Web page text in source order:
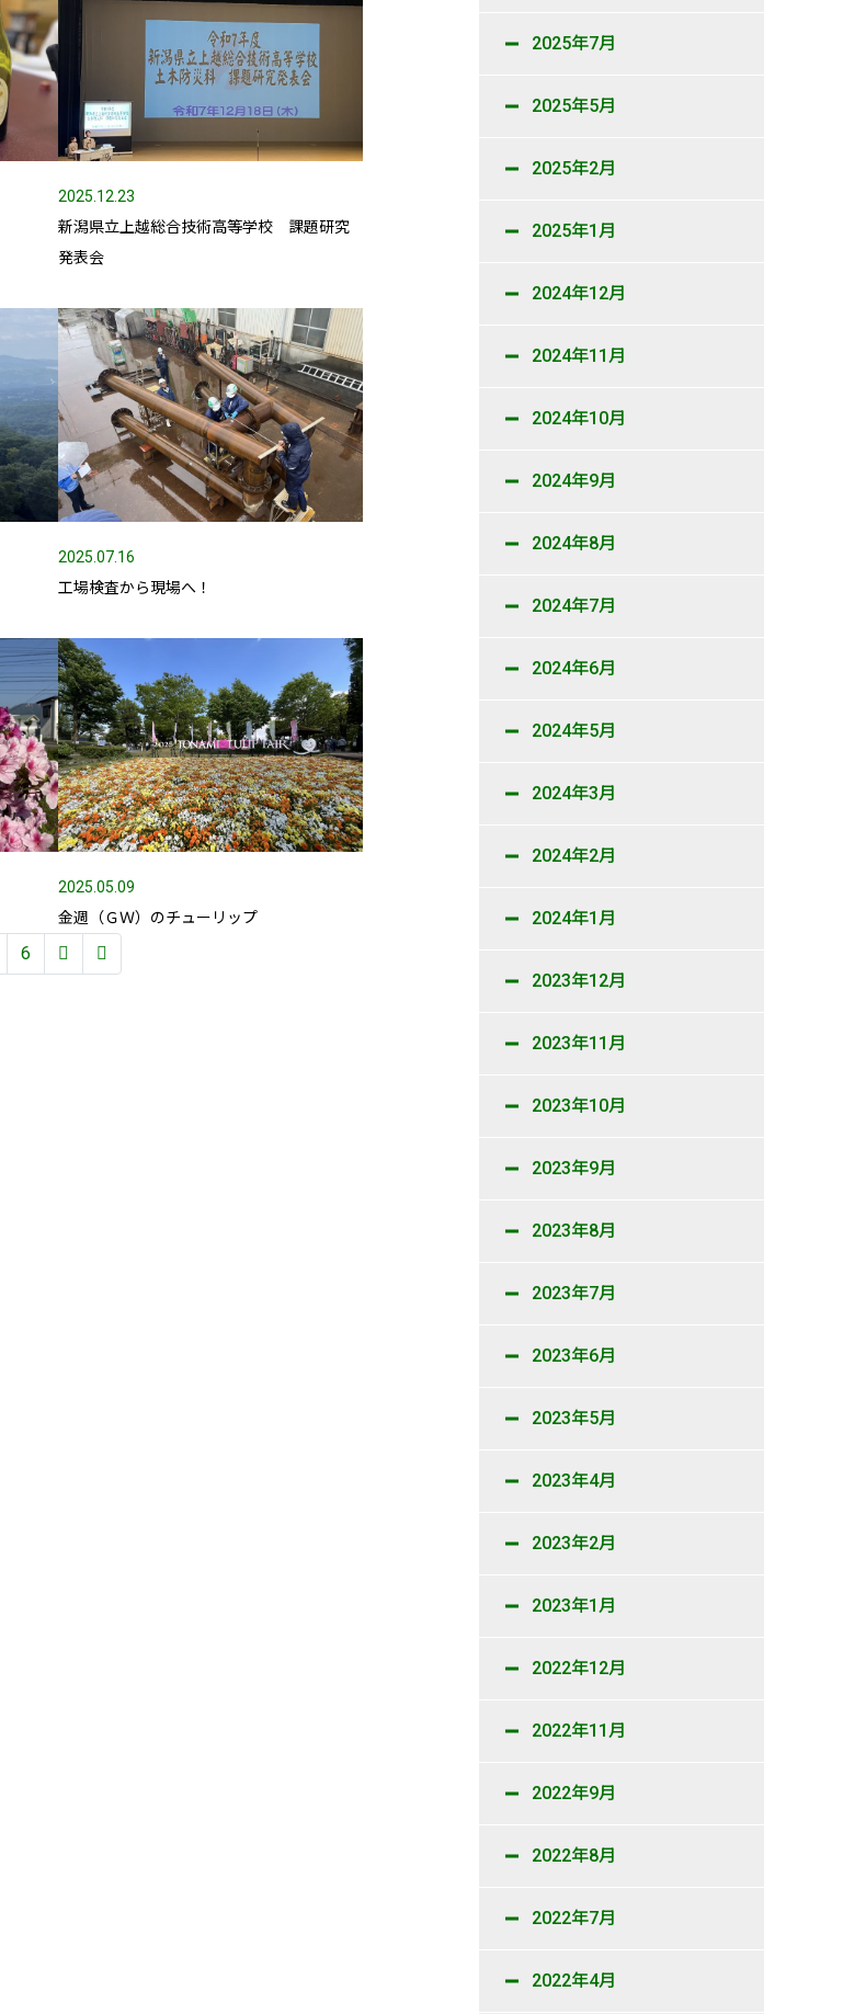
2025.12.23
新潟県立上越総合技術高等学校 課題研究
発表会
2025.07.16
工場検査から現場へ！
2025.05.09
金週（ＧＷ）のチューリップ
6
2025年7月
2025年5月
2025年2月
2025年1月
2024年12月
2024年11月
2024年10月
2024年9月
2024年8月
2024年7月
2024年6月
2024年5月
2024年3月
2024年2月
2024年1月
2023年12月
2023年11月
2023年10月
2023年9月
2023年8月
2023年7月
2023年6月
2023年5月
2023年4月
2023年2月
2023年1月
2022年12月
2022年11月
2022年9月
2022年8月
2022年7月
2022年4月